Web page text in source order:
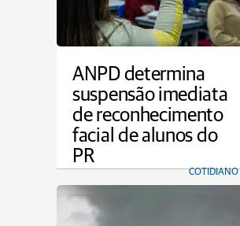
ANPD determina
suspensão imediata
de reconhecimento
facial de alunos do
PR
COTIDIANO